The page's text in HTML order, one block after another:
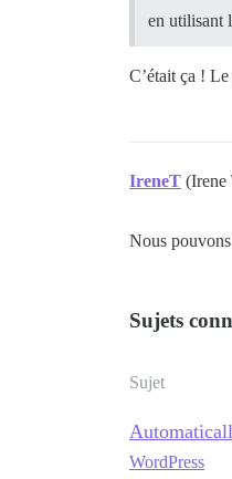
en utilisant
C’était ça !
IreneT (Irene
Nous
Sujets
Sujet
WordPress